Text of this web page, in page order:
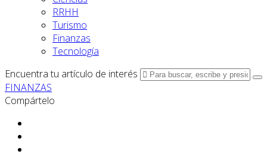
RRHH
Turismo
Finanzas
Tecnología
Encuentra tu artículo de interés
FINANZAS
Compártelo